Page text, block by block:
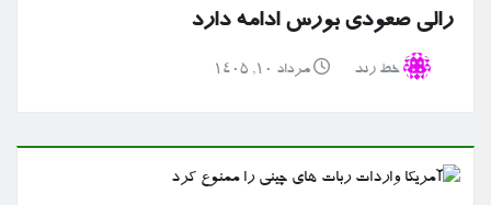
رالی صعودی بورس ادامه دارد
خط رند مرداد ۱۰, ۱۴۰۵